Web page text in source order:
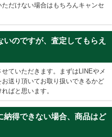
だけない場合はもちろんキャンセ
のですが、査定してもらえ
ていただきます。まずはLINEやメ
送り頂いてお取り扱いできるかど
ばと思います。
納得できない場合、商品はど